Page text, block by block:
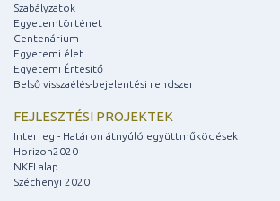
Szabályzatok
Egyetemtörténet
Centenárium
Egyetemi élet
Egyetemi Értesítő
Belső visszaélés-bejelentési rendszer
FEJLESZTÉSI PROJEKTEK
Interreg - Határon átnyúló együttműködések
Horizon2020
NKFI alap
Széchenyi 2020